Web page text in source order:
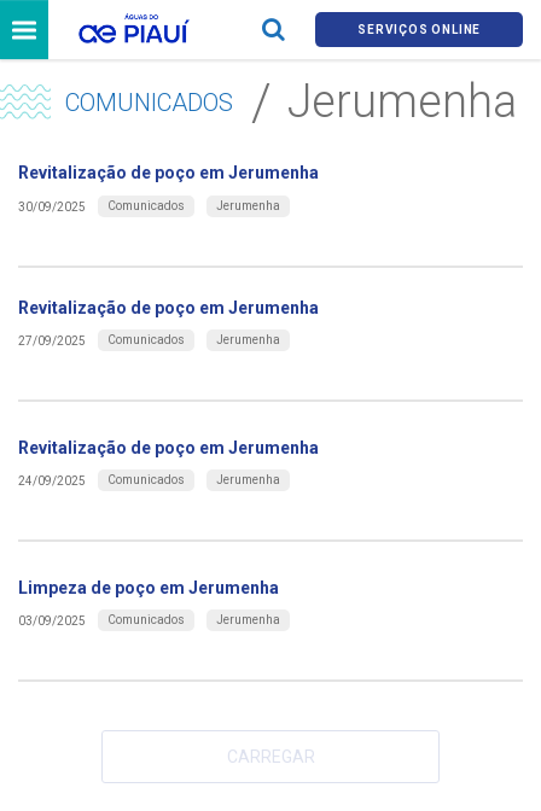
SERVIÇOS ONLINE
COMUNICADOS Jerumenha
Revitalização de poço em Jerumenha
30/09/2025 Comunicados Jerumenha
Revitalização de poço em Jerumenha
27/09/2025 Comunicados Jerumenha
Revitalização de poço em Jerumenha
24/09/2025 Comunicados Jerumenha
Limpeza de poço em Jerumenha
03/09/2025 Comunicados Jerumenha
CARREGAR